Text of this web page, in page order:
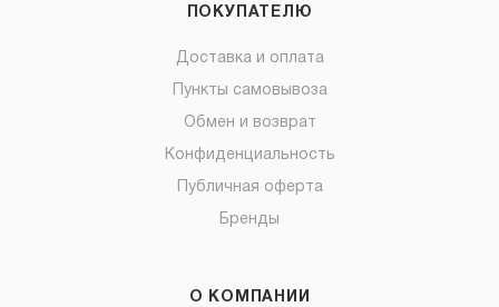
ПОКУПАТЕЛЮ
Доставка и оплата
Пункты самовывоза
Обмен и возврат
Конфиденциальность
Публичная оферта
Бренды
О КОМПАНИИ